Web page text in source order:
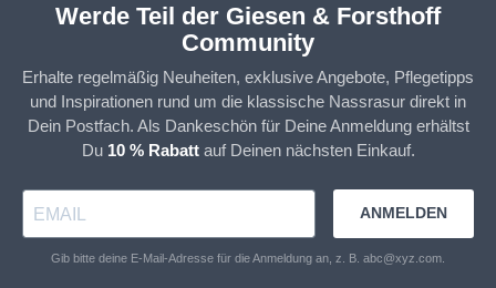
Werde Teil der Giesen & Forsthoff
Community
Erhalte regelmäßig Neuheiten, exklusive Angebote, Pflegetipps
und Inspirationen rund um die klassische Nassrasur direkt in
Dein Postfach. Als Dankeschön für Deine Anmeldung erhältst
Du 10 % Rabattauf Deinen nächsten Einkauf.
ANMELDEN
Gib bitte deine E-Mail-Adresse für die Anmeldung an, z. B. abc@xyz.com.